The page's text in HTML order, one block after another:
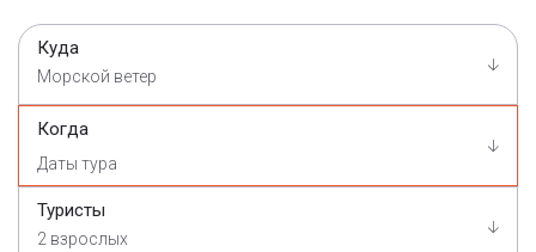
Куда
Морской ветер
Когда
Туристы
2 взрослых